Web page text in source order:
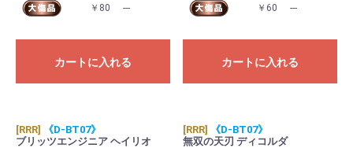
￥80 ---
カートに入れる
￥60 ---
カートに入れる
[RRR]
《D-BT07》
ブリッツエンジニア ヘイリオ
[RRR]
《D-BT07》
無双の天刃 ディコルダ